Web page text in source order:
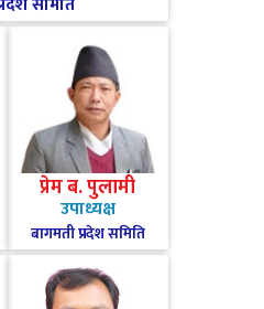
प्रेम ब. पुलामी
उपाध्यक्ष
बागमती प्रदेश समिति